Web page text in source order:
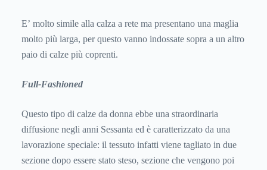
E’ molto simile alla calza a rete ma presentano una maglia
molto più larga, per questo vanno indossate sopra a un altro
paio di calze più coprenti.
Full-Fashioned
Questo tipo di calze da donna ebbe una straordinaria
diffusione negli anni Sessanta ed è caratterizzato da una
lavorazione speciale: il tessuto infatti viene tagliato in due
sezione dopo essere stato steso, sezione che vengono poi